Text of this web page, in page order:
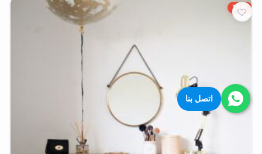
اتصل بنا
10%